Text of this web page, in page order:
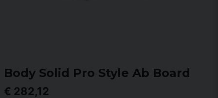
Body Solid Pro Style Ab Board
€ 282,12